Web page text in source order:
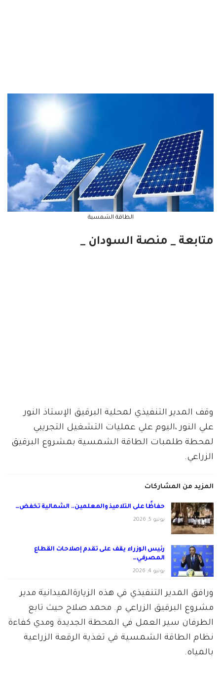
الطاقة الشمسية
متابعة _ منصة السودان _
وقف المدير التنفيذي لمحلية البرقيق الإستاذ النور
علي النور ،اليوم علي عمليات التشغيل التجريبي
لمحطة طلمبات الطاقة الشمسية بمشروع البرقيق
الزراعي.
المزيد من المشاركات
حفاظًا على التلاميذ والمعلمين.. الشمالية تخفض…
يونيو 5, 2026
رئيس الوزراء يقف على تقدم إصلاحات القطاع
المصرفي…
يونيو 4, 2026
ورافق المدير التنفيذي في هذه الزيارةالميدانية مدير
مشروع البرقيق الزراعي م. محمد صلاح حيث تابع
الطرفان سير العمل في المحطة الجديدة ومدي كفاءة
نظام الطاقة الشمسية في تغذية الرقعة الزراعية
بالمياه.